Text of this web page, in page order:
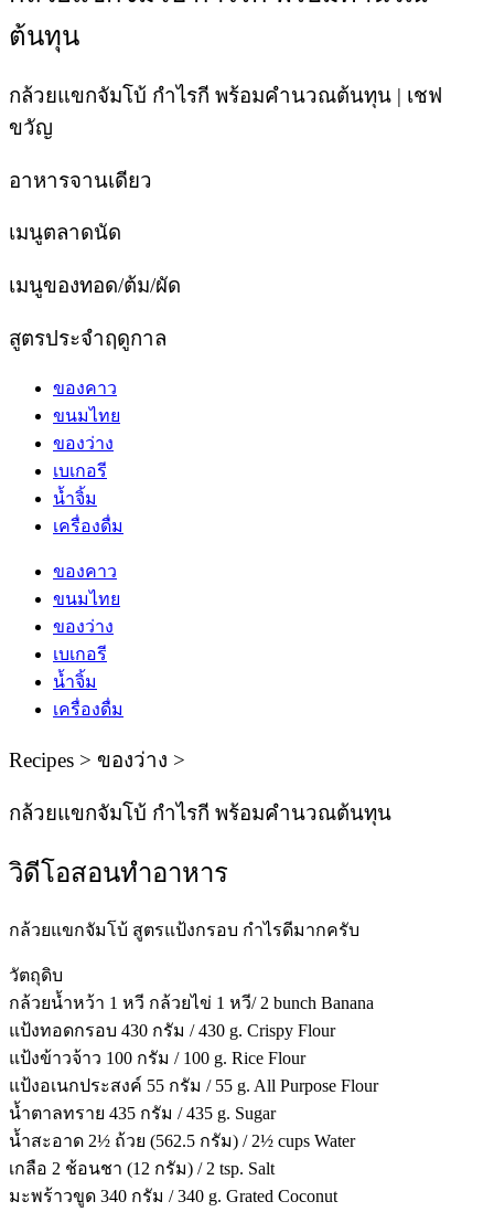
ต้นทุน
กล้วยแขกจัมโบ้ กำไรกี พร้อมคำนวณต้นทุน | เชฟ
ขวัญ
อาหารจานเดียว
เมนูตลาดนัด
เมนูของทอด/ต้ม/ผัด
สูตรประจำฤดูกาล
ของคาว
ขนมไทย
ของว่าง
เบเกอรี
น้ำจิ้ม
เครื่องดื่ม
ของคาว
ขนมไทย
ของว่าง
เบเกอรี
น้ำจิ้ม
เครื่องดื่ม
Recipes > ของว่าง >
กล้วยแขกจัมโบ้ กำไรกี พร้อมคำนวณต้นทุน
วิดีโอสอนทําอาหาร
กล้วยแขกจัมโบ้ สูตรแป้งกรอบ กำไรดีมากครับ
วัตถุดิบ
กล้วยน้ำหว้า 1 หวี กล้วยไข่ 1 หวี/ 2 bunch Banana
แป้งทอดกรอบ 430 กรัม / 430 g. Crispy Flour
แป้งข้าวจ้าว 100 กรัม / 100 g. Rice Flour
แป้งอเนกประสงค์ 55 กรัม / 55 g. All Purpose Flour
น้ำตาลทราย 435 กรัม / 435 g. Sugar
น้ำสะอาด 2½ ถ้วย (562.5 กรัม) / 2½ cups Water
เกลือ 2 ช้อนชา (12 กรัม) / 2 tsp. Salt
มะพร้าวขูด 340 กรัม / 340 g. Grated Coconut